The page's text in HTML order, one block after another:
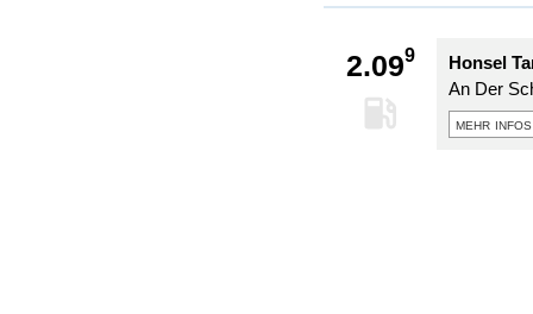
2.099
Honsel
An Der
mehr infos